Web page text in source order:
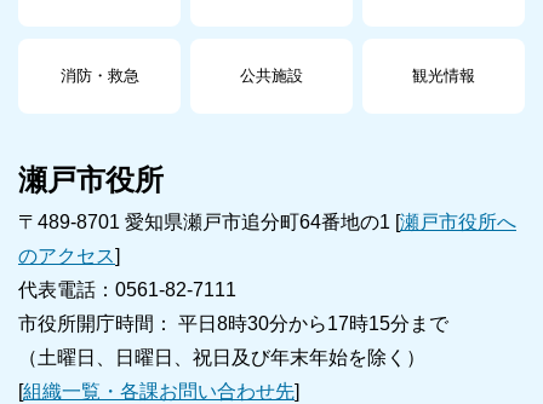
消防・救急 公共施設 観光情報
瀬戸市役所
〒489-8701 愛知県瀬戸市追分町64番地の1 [瀬戸市役所へ
のアクセス]
代表電話：0561-82-7111
市役所開庁時間： 平日8時30分から17時15分まで
（土曜日、日曜日、祝日及び年末年始を除く）
[組織一覧・各課お問い合わせ先]